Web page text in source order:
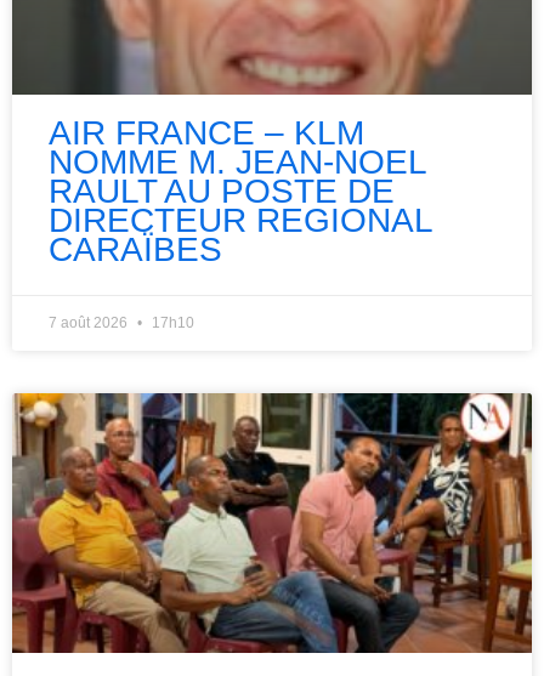
AIR FRANCE – KLM
NOMME M. JEAN-NOEL
RAULT AU POSTE DE
DIRECTEUR REGIONAL
CARAÏBES
7 août 2026 17h10